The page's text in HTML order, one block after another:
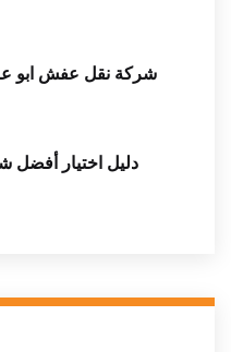
شركة نقل عفش ابو
دليل اختيار